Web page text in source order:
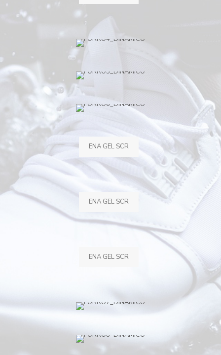
ENA GEL SCR
ENA GEL SCR
ENA GEL SCR